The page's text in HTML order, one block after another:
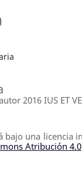
2016 IUS ET
bajo una licencia
Atribución 4.0